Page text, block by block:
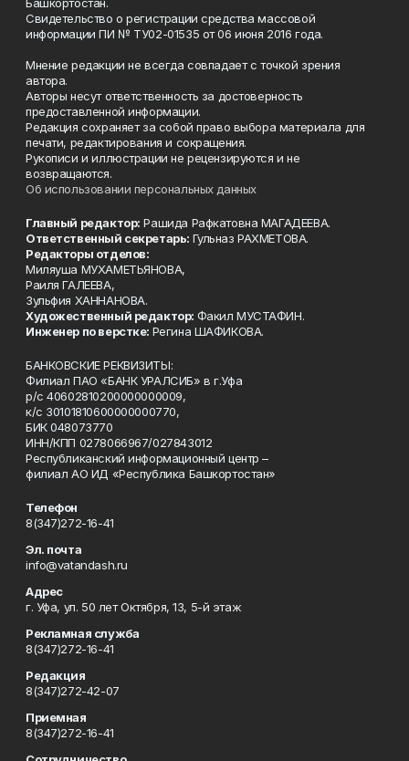
Свидетельство о регистрации средства массовой
информации ПИ № ТУ02-01535 от 06 июня 2016 года.
Мнение редакции не всегда совпадает с точкой зрения
автора.
Авторы несут ответственность за достоверность
предоставленной информации.
Редакция сохраняет за собой право выбора материала для
печати, редактирования и сокращения.
Рукописи и иллюстрации не рецензируются и не
возвращаются.
Об использовании персональных данных
Главный редактор: Рашида Рафкатовна МАГАДЕЕВА.
Ответственный секретарь: Гульназ РАХМЕТОВА.
Редакторы отделов:
Миляуша МУХАМЕТЬЯНОВА,
Раиля ГАЛЕЕВА,
Зульфия ХАННАНОВА.
Художественный редактор: Факил МУСТАФИН.
Инженер по верстке: Регина ШАФИКОВА.
БАНКОВСКИЕ РЕКВИЗИТЫ:
Филиал ПАО «БАНК УРАЛСИБ» в г.Уфа
р/с 40602810200000000009,
к/с 30101810600000000770,
БИК 048073770
ИНН/КПП 0278066967/027843012
Республиканский информационный центр –
филиал АО ИД «Республика Башкортостан»
Телефон
8(347)272-16-41
Эл. почта
info@vatandash.ru
Адрес
г. Уфа, ул. 50 лет Октября, 13, 5-й этаж
Рекламная служба
8(347)272-16-41
Редакция
8(347)272-42-07
Приемная
8(347)272-16-41